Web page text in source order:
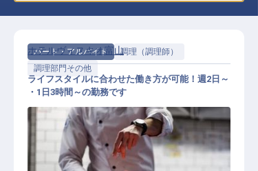
パート・アルバイト
調理（調理師）
調理部門その他
ホテルヴィスキオ富山
ライフスタイルに合わせた働き方が可能！週2日～
・1日3時間～の勤務です